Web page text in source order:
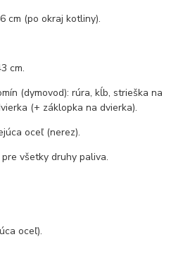
cm (po okraj kotliny).
cm.
(dymovod): rúra, kĺb, strieška na
(+ záklopka na dvierka).
oceľ (nerez).
všetky druhy paliva.
oceľ).